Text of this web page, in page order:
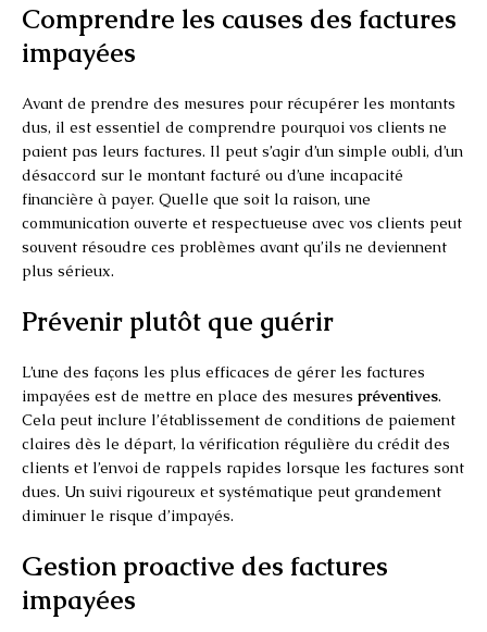
Comprendre les causes des factures
impayées
Avant de prendre des mesures pour récupérer les montants
dus, il est essentiel de comprendre pourquoi vos clients ne
paient pas leurs factures. Il peut s’agir d’un simple oubli, d’un
désaccord sur le montant facturé ou d’une incapacité
financière à payer. Quelle que soit la raison, une
communication ouverte et respectueuse avec vos clients peut
souvent résoudre ces problèmes avant qu’ils ne deviennent
plus sérieux.
Prévenir plutôt que guérir
L’une des façons les plus efficaces de gérer les factures
impayées est de mettre en place des mesures préventives.
Cela peut inclure l’établissement de conditions de paiement
claires dès le départ, la vérification régulière du crédit des
clients et l’envoi de rappels rapides lorsque les factures sont
dues. Un suivi rigoureux et systématique peut grandement
diminuer le risque d’impayés.
Gestion proactive des factures
impayées